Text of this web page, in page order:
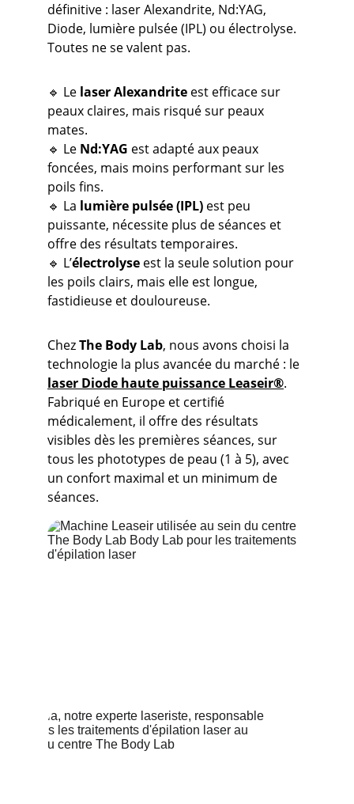
définitive : laser Alexandrite, Nd:YAG,
Diode, lumière pulsée (IPL) ou électrolyse.
Toutes ne se valent pas.
🔹 Le laser Alexandrite est efficace sur
peaux claires, mais risqué sur peaux
mates.
🔹 Le Nd:YAG est adapté aux peaux
foncées, mais moins performant sur les
poils fins.
🔹 La lumière pulsée (IPL) est peu
puissante, nécessite plus de séances et
offre des résultats temporaires.
🔹 L’électrolyse est la seule solution pour
les poils clairs, mais elle est longue,
fastidieuse et douloureuse.
Chez The Body Lab, nous avons choisi la
technologie la plus avancée du marché : le
laser Diode haute puissance Leaseir®.
Fabriqué en Europe et certifié
médicalement, il offre des résultats
visibles dès les premières séances, sur
tous les phototypes de peau (1 à 5), avec
un confort maximal et un minimum de
séances.